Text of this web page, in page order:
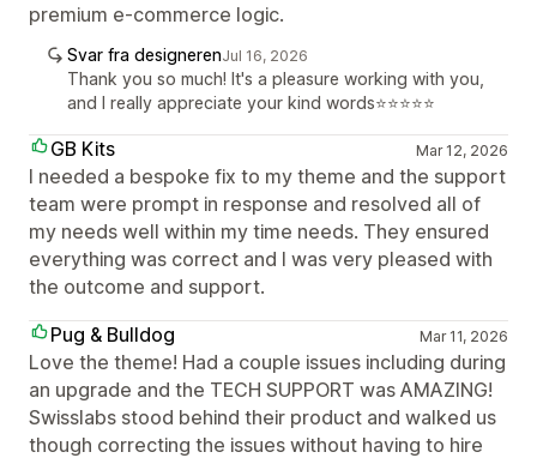
premium e-commerce logic.
Svar fra designerenJul 16, 2026
Thank you so much! It's a pleasure working with you,
and I really appreciate your kind words⭐⭐⭐⭐⭐
GB Kits Mar 12, 2026
I needed a bespoke fix to my theme and the support
team were prompt in response and resolved all of
my needs well within my time needs. They ensured
everything was correct and I was very pleased with
the outcome and support.
Pug & Bulldog
Mar 11, 2026
Love the theme! Had a couple issues including during
an upgrade and the TECH SUPPORT was AMAZING!
Swisslabs stood behind their product and walked us
though correcting the issues without having to hire